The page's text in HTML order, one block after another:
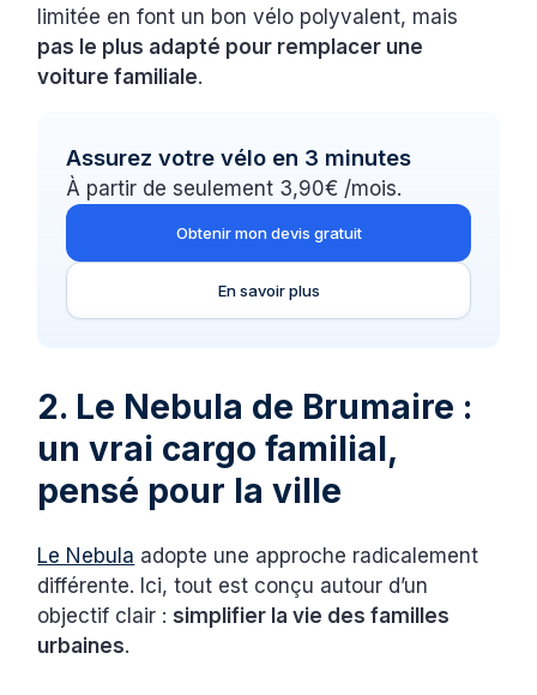
limitée en font un bon vélo polyvalent, mais
pas le plus adapté pour remplacer une
voiture familiale.
Assurez votre vélo en 3 minutes
À partir de seulement 3,90€ /mois.
Obtenir mon devis gratuit
En savoir plus
2. Le Nebula de Brumaire :
un vrai cargo familial,
pensé pour la ville
Le Nebula adopte une approche radicalement
différente. Ici, tout est conçu autour d’un
objectif clair :simplifier la vie des familles
urbaines.